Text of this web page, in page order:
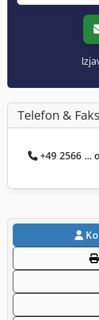
Telefon & Faks
+49 2566 ...